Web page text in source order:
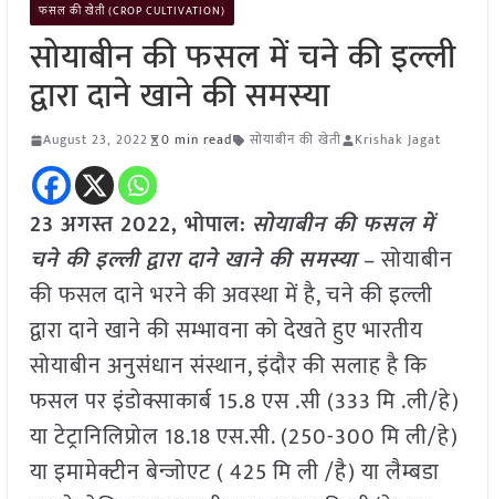
फसल की खेती (CROP CULTIVATION)
सोयाबीन की फसल में चने की इल्ली
द्वारा दाने खाने की समस्या
August 23, 2022 0 min read सोयाबीन की खेती Krishak Jagat
23 अगस्त 2022, भोपाल: सोयाबीन की फसल में
चने की इल्ली द्वारा दाने खाने की समस्या– सोयाबीन
की फसल दाने भरने की अवस्था में है, चने की इल्ली
द्वारा दाने खाने की सम्भावना को देखते हुए भारतीय
सोयाबीन अनुसंधान संस्थान, इंदौर की सलाह है कि
फसल पर इंडोक्साकार्ब 15.8 एस .सी (333 मि .ली/हे)
या टेट्रानिलिप्रोल 18.18 एस.सी. (250-300 मि ली/हे)
या इमामेक्टीन बेन्जोएट ( 425 मि ली /है) या लैम्बडा